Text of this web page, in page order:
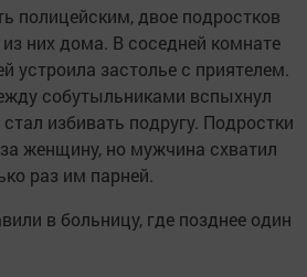
полицейским, двое подростков
них дома. В соседней комнате
устроила застолье с приятелем.
собутыльниками вспыхнул
избивать подругу. Подростки
женщину, но мужчина схватил
раз им парней.
в больницу, где позднее один